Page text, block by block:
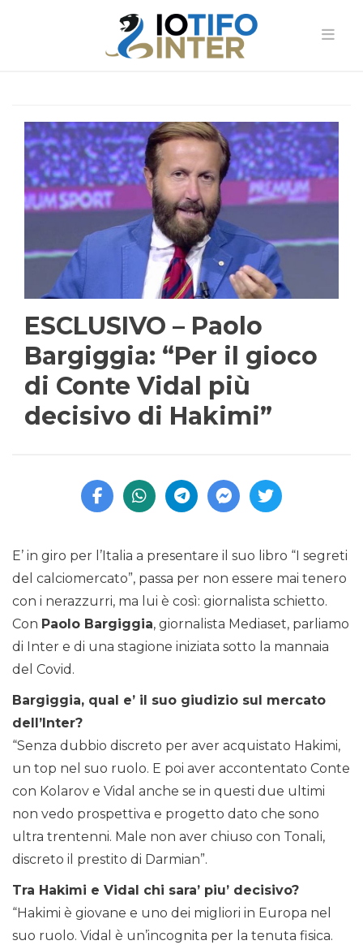
ESCLUSIVO – Paolo
Bargiggia: “Per il gioco
di Conte Vidal più
decisivo di Hakimi”
E’ in giro per l’Italia a presentare il suo libro “I segreti
del calciomercato”, passa per non essere mai tenero
con i nerazzurri, ma lui è così: giornalista schietto.
Con Paolo Bargiggia, giornalista Mediaset, parliamo
di Inter e di una stagione iniziata sotto la mannaia
del Covid.
Bargiggia, qual e’ il suo giudizio sul mercato
dell’Inter?
“Senza dubbio discreto per aver acquistato Hakimi,
un top nel suo ruolo. E poi aver accontentato Conte
con Kolarov e Vidal anche se in questi due ultimi
non vedo prospettiva e progetto dato che sono
ultra trentenni. Male non aver chiuso con Tonali,
discreto il prestito di Darmian”.
Tra Hakimi e Vidal chi sara’ piu’ decisivo?
“Hakimi è giovane e uno dei migliori in Europa nel
suo ruolo. Vidal è un’incognita per la tenuta fisica.